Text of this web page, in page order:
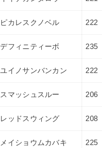
ピカレスクノベル 222
デフィニティーボ 235
ユイノサンバンカン 222
スマッシュスルー 206
レッドスウィング 208
メイショウムカバキ 225